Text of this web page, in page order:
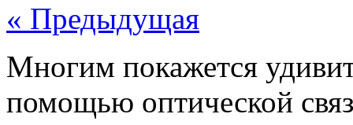
« Предыдущая
Многим покажется
помощью оптической